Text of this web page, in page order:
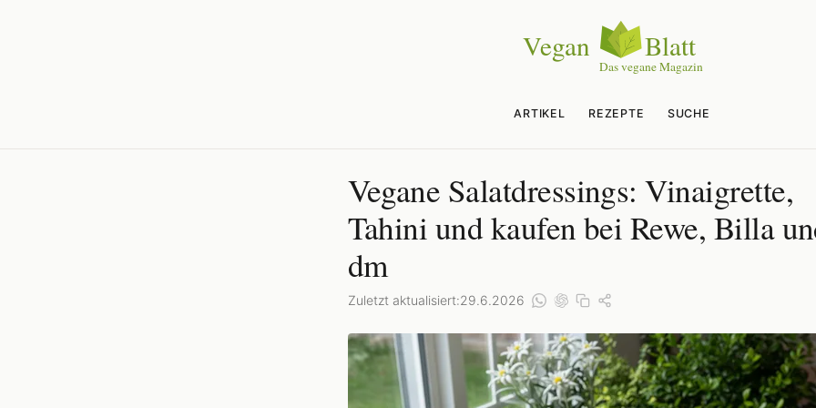
ARTIKEL REZEPTE SUCHE
Vegane Salatdressings: Vinaigrette,
Tahini und kaufen bei Rewe, Billa
dm
Zuletzt aktualisiert:29.6.2026